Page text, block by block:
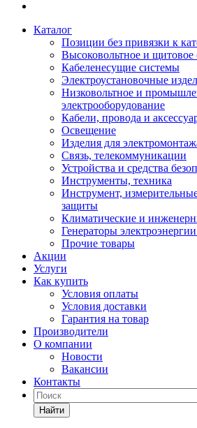
Каталог
Позиции без привязки к
Высоковольтное и щитовое
Кабеленесущие системы
Электроустановочные
Низковольтное и
электрооборудование
Кабели, провода и
Освещение
Изделия для
Связь, телекоммуникации
Устройства и средства
Инструменты, техника
Инструмент,
защиты
Климатические и
Генераторы
Прочие товары
Акции
Услуги
Как купить
Условия оплаты
Условия доставки
Гарантия на товар
Производители
О компании
Новости
Вакансии
Контакты
Найти